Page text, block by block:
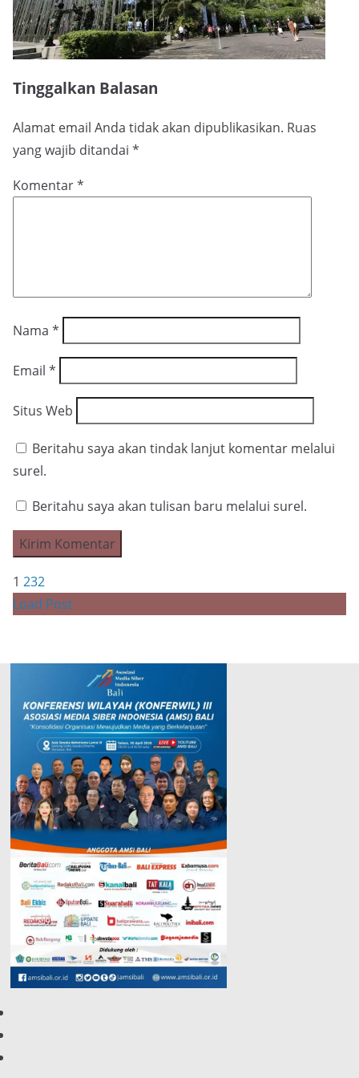
Tinggalkan Balasan
Alamat email Anda tidak akan dipublikasikan. Ruas
yang wajib ditandai *
Komentar*
Nama *
Email *
Situs Web
Beritahu saya akan tindak lanjut komentar melalui
surel.
Beritahu saya akan tulisan baru melalui surel.
1 232
Load Post